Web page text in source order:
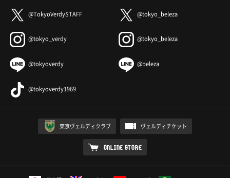
@TokyoVerdySTAFF @tokyo_beleza
@tokyo_verdy @tokyo_beleza
@tokyoverdy @beleza
@tokyoverdy1969
東京ヴェルディクラブ ヴェルディチケット
ONLINE STORE